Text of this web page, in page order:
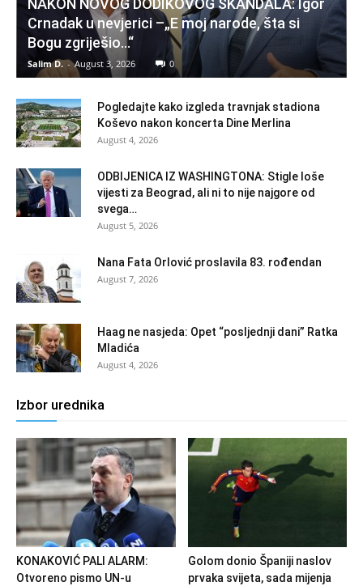
NAKON NOVOG DODIKOVOG SKANDALA: Igor
Crnadak u nevjerici –„E moj narode, šta si
Bogu zgriješio…“
Salim D. - August 3, 2026 0
Pogledajte kako izgleda travnjak stadiona
Koševo nakon koncerta Dine Merlina
August 4, 2026
ODBIJENICA IZ WASHINGTONA: Stigle loše
vijesti za Beograd, ali ni to nije najgore od
svega…
August 5, 2026
Nana Fata Orlović proslavila 83. rođendan
August 7, 2026
Haag ne nasjeda: Opet “posljednji dani” Ratka
Mladića
August 4, 2026
Izbor urednika
KONAKOVIĆ PALI ALARM:
Otvoreno pismo UN-u
Golom donio Španiji naslov
prvaka svijeta, sada mijenja